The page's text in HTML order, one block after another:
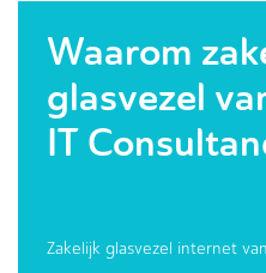
Waarom
glasvezel
IT
Zakelijk glasvezel internet